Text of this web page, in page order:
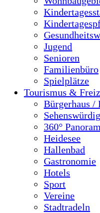
Jugend
Senioren
Familienbüro
Spielplätze
Tourismus &
Bürgerhaus /
360°
Heidesee
Hallenbad
Gastronomie
Hotels
Sport
Vereine
Stadtradeln